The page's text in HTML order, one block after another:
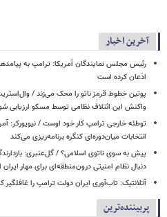
آخرین اخبار
رئیس مجلس نمایندگان آمریکا: ترامپ به
اذعان کرده است
پوتین خطوط قرمز ناتو را محک می‌زند /
واکنش این ائتلاف نظامی توسط مسکو ارزیابی
توطئه خارجی ترامپ کار خود اوست / نیویورکر:
انتخابات میان‌دوره‌ای کنگره برنامه‌ریزی می‌کند
پیش به سوی ناتوی اسلامی؟ / گل‌عنبری:
دنبال نظام امنیتی درون‌منطقه‌ای برای مهار
آتلانتیک: تاب‌آوری ایران دولت ترامپ را غافلگیر
پربیننده‌ترین